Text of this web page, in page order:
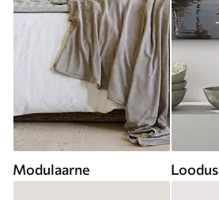
Modulaarne Loodus